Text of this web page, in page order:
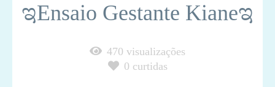
ಇEnsaio Gestante Kianeಇ
470 visualizações
0 curtidas